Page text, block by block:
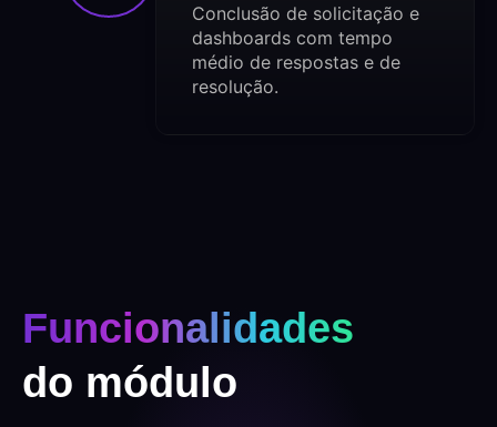
Conclusão de solicitação e
dashboards com tempo
médio de respostas e de
resolução.
Funcionalidades
do módulo